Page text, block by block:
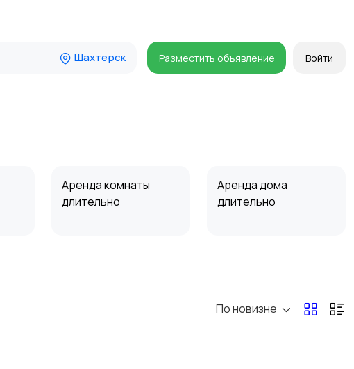
Шахтерск Разместить объявление Войти
Аренда комнаты
длительно
Аренда дома
длительно
По новизне